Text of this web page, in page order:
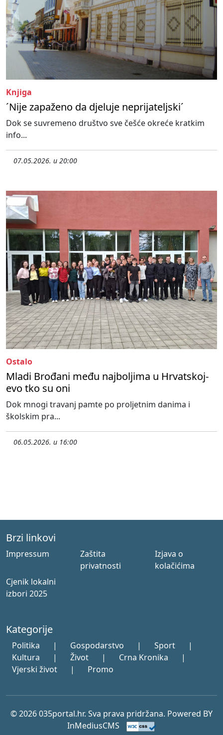
Knjiga
´Nije zapaženo da djeluje neprijateljski´
Dok se suvremeno društvo sve češće okreće kratkim
info...
07.05.2026. u 20:00
Ostalo
Mladi Brođani među najboljima u Hrvatskoj-
evo tko su oni
Dok mnogi travanj pamte po proljetnim danima i
školskim pra...
06.05.2026. u 16:00
Brzi linkovi
Impressum
Zaštita
privatnosti
Izjava o
kolačićima
Cjenik lokalni
izbori 2025
Kategorije
Politika | Gospodarstvo | Sport
|
Kultura
| Život | Crna Kronika
|
Vjerski život
| Promo
© 2026 035portal.hr. Sva prava pridržana. Powered BY
InMediusCMS